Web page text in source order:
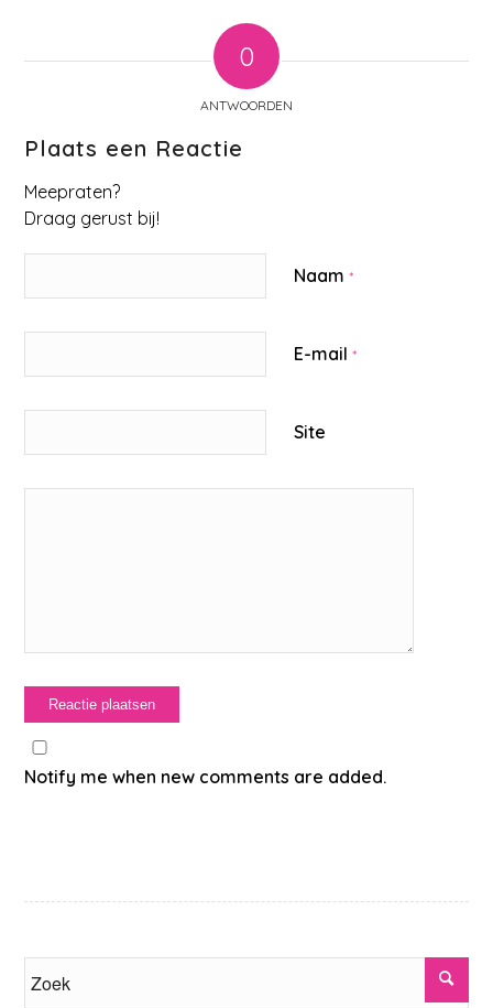
0
ANTWOORDEN
Plaats een Reactie
Meepraten?
Draag gerust bij!
Naam*
E-mail*
Site
Notify me when new comments are added.